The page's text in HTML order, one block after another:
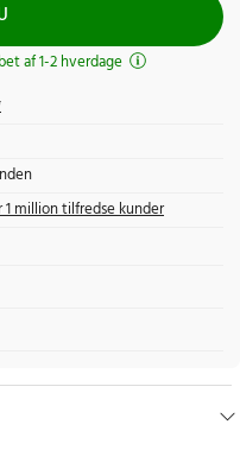
af 1-2 hverdage
million tilfredse kunder